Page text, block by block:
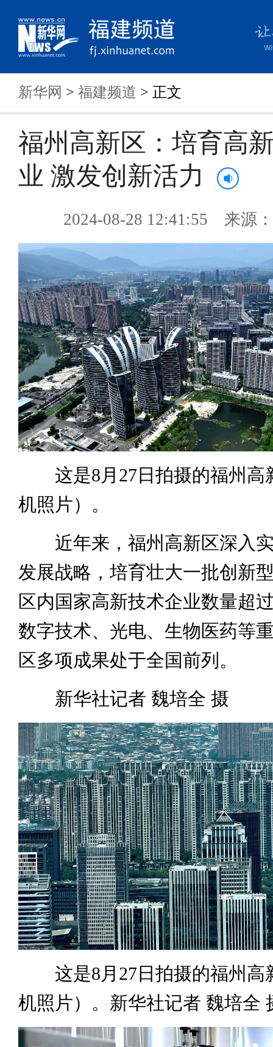
新华网 > 福建频道 > 正文
福州高新区：培育高
业 激发创新活力
2024-08-28 12:41:55 来源
这是8月27日拍摄的福州高
机照片）。
近年来，福州高新区深入实
发展战略，培育壮大一批创新
区内国家高新技术企业数量超
数字技术、光电、生物医药等
区多项成果处于全国前列。
新华社记者 魏培全 摄
这是8月27日拍摄的福州高
机照片）。新华社记者 魏培全